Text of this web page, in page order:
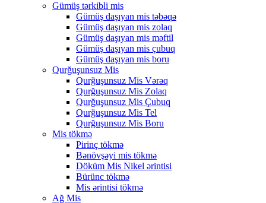
Gümüş tərkibli mis
Gümüş daşıyan mis təbəqə
Gümüş daşıyan mis zolaq
Gümüş daşıyan mis məftil
Gümüş daşıyan mis çubuq
Gümüş daşıyan mis boru
Qurğuşunsuz Mis
Qurğuşunsuz Mis Vərəq
Qurğuşunsuz Mis Zolaq
Qurğuşunsuz Mis Çubuq
Qurğuşunsuz Mis Tel
Qurğuşunsuz Mis Boru
Mis tökmə
Pirinç tökmə
Bənövşəyi mis tökmə
Döküm Mis Nikel ərintisi
Bürünc tökmə
Mis ərintisi tökmə
Ağ Mis